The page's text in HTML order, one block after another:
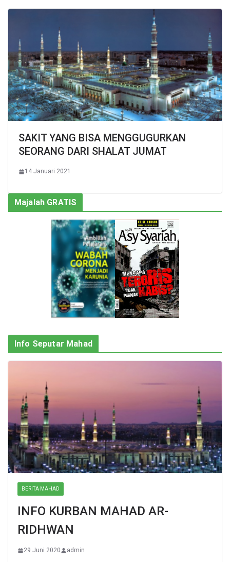
SAKIT YANG BISA MENGGUGURKAN
SEORANG DARI SHALAT JUMAT
14 Januari 2021
Majalah GRATIS
Info Seputar Mahad
BERITA MAHAD
INFO KURBAN MAHAD AR-
RIDHWAN
29 Juni 2020 admin